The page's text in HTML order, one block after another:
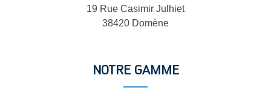
19 Rue Casimir Julhiet
38420 Domène
NOTRE GAMME